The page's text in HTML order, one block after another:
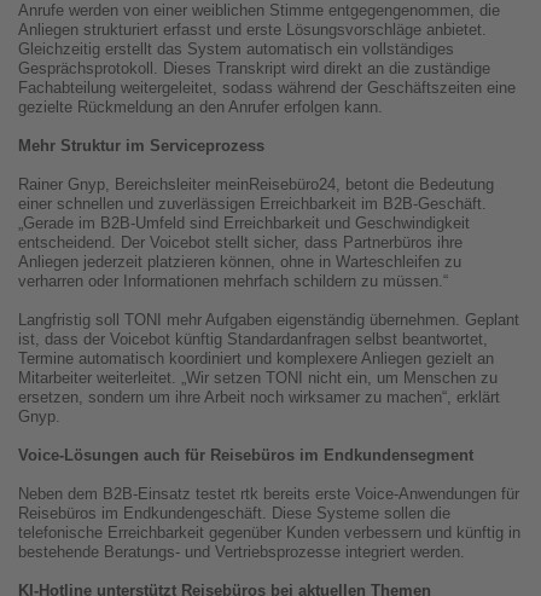
Anrufe werden von einer weiblichen Stimme entgegengenommen, die
Anliegen strukturiert erfasst und erste Lösungsvorschläge anbietet.
Gleichzeitig erstellt das System automatisch ein vollständiges
Gesprächsprotokoll. Dieses Transkript wird direkt an die zuständige
Fachabteilung weitergeleitet, sodass während der Geschäftszeiten eine
gezielte Rückmeldung an den Anrufer erfolgen kann.
Mehr Struktur im Serviceprozess
Rainer Gnyp, Bereichsleiter meinReisebüro24, betont die Bedeutung
einer schnellen und zuverlässigen Erreichbarkeit im B2B-Geschäft.
„Gerade im B2B-Umfeld sind Erreichbarkeit und Geschwindigkeit
entscheidend. Der Voicebot stellt sicher, dass Partnerbüros ihre
Anliegen jederzeit platzieren können, ohne in Warteschleifen zu
verharren oder Informationen mehrfach schildern zu müssen.“
Langfristig soll TONI mehr Aufgaben eigenständig übernehmen. Geplant
ist, dass der Voicebot künftig Standardanfragen selbst beantwortet,
Termine automatisch koordiniert und komplexere Anliegen gezielt an
Mitarbeiter weiterleitet. „Wir setzen TONI nicht ein, um Menschen zu
ersetzen, sondern um ihre Arbeit noch wirksamer zu machen“, erklärt
Gnyp.
Voice-Lösungen auch für Reisebüros im Endkundensegment
Neben dem B2B-Einsatz testet rtk bereits erste Voice-Anwendungen für
Reisebüros im Endkundengeschäft. Diese Systeme sollen die
telefonische Erreichbarkeit gegenüber Kunden verbessern und künftig in
bestehende Beratungs- und Vertriebsprozesse integriert werden.
KI-Hotline unterstützt Reisebüros bei aktuellen Themen